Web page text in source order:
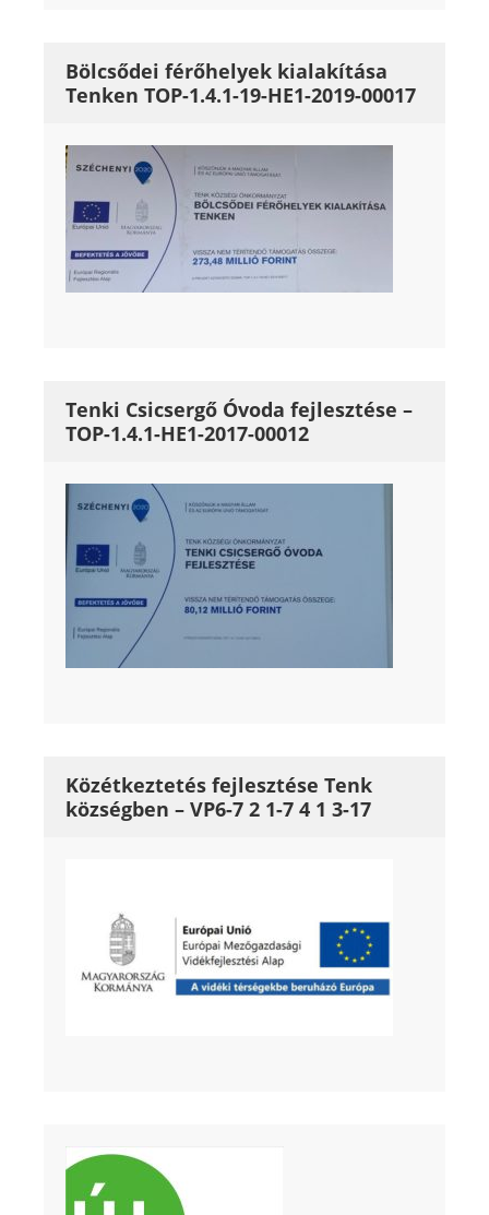
Bölcsődei férőhelyek kialakítása
Tenken TOP-1.4.1-19-HE1-2019-00017
Tenki Csicsergő Óvoda fejlesztése –
TOP-1.4.1-HE1-2017-00012
Közétkeztetés fejlesztése Tenk
községben – VP6-7 2 1-7 4 1 3-17